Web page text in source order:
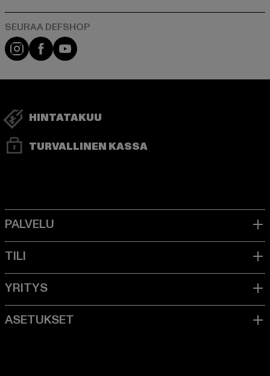
Visit our Instagram page:
Visit our Facebook page:
Visit our YouTube channel:
HINTATAKUU
TURVALLINEN KASSA